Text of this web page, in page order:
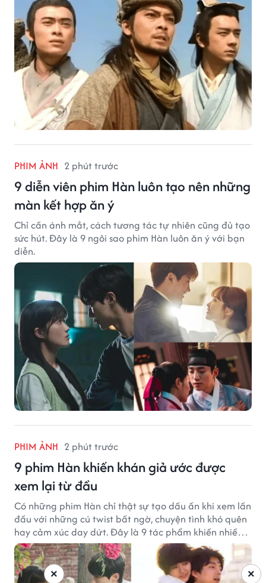
PHIM ẢNH 2 phút trước
9 diễn viên phim Hàn luôn tạo nên những
màn kết hợp ăn ý
Chỉ cần ánh mắt, cách tương tác tự nhiên cũng đủ tạo
sức hút. Đây là 9 ngôi sao phim Hàn luôn ăn ý với bạn
diễn.
PHIM ẢNH 2 phút trước
9 phim Hàn khiến khán giả ước được
xem lại từ đầu
Có những phim Hàn chỉ thật sự tạo dấu ấn khi xem lần
đầu với những cú twist bất ngờ, chuyện tình khó quên
hay cảm xúc day dứt. Đây là 9 tác phẩm khiến nhiều
khán giả ước có thể trải nghiệm lại từ đầu.
×
×